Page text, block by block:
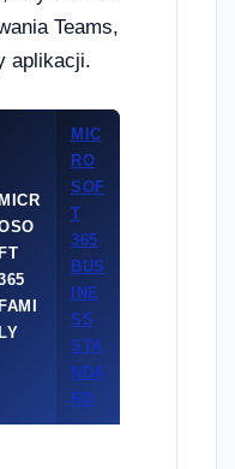
Teams,
aplikacji.
MICR
FT
FAMI
LY
MIC
RO
SOF
T
365
BUS
INE
SS
STA
NDA
RD